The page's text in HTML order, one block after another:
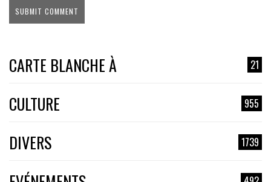
CARTE BLANCHE À 21
CULTURE 955
DIVERS 1739